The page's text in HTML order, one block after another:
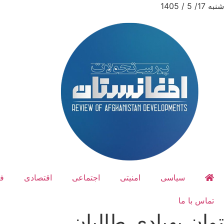
شنبه 17/ 5 / 1405
سیاسی امنیتی اجتماعی اقتصادی
تماس با ما